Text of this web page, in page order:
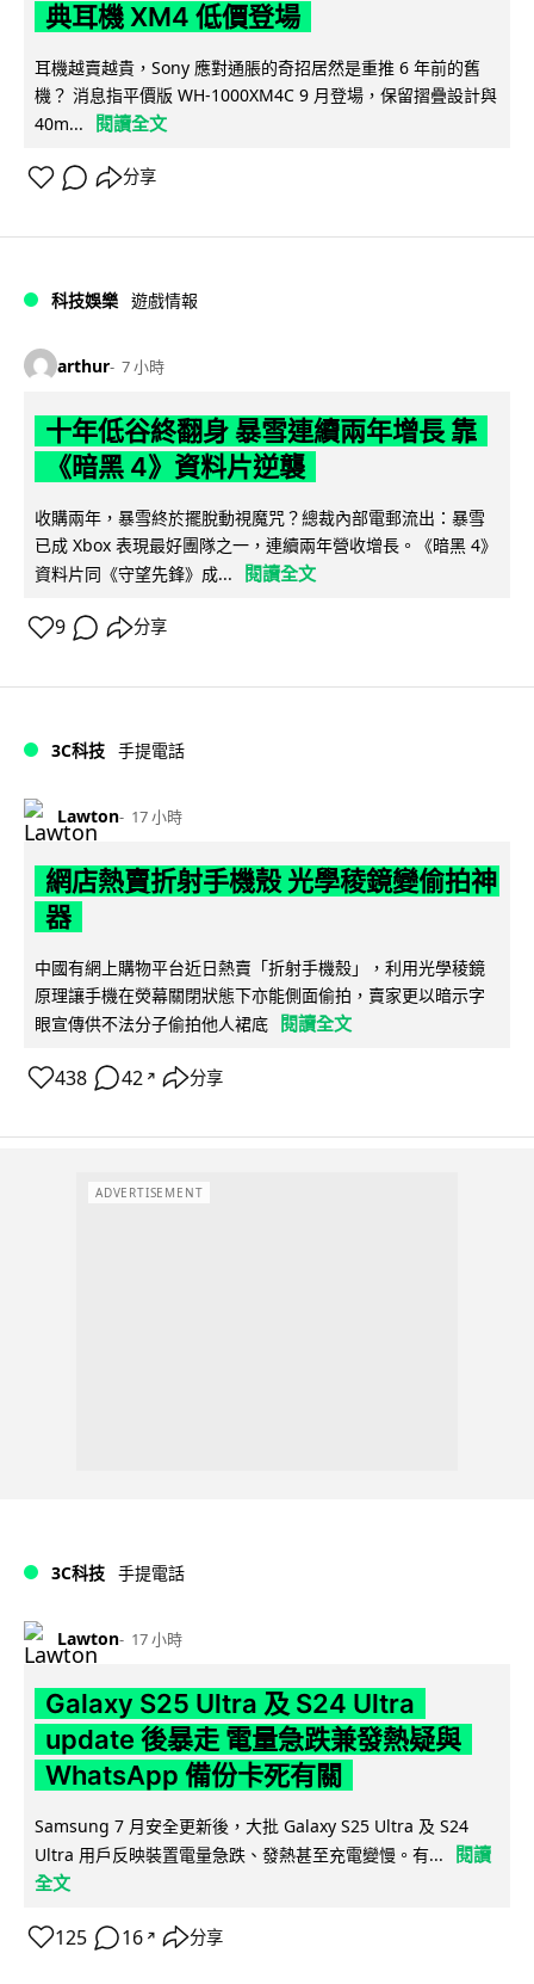
典耳機 XM4 低價登場
耳機越賣越貴，Sony 應對通脹的奇招居然是重推 6 年前的舊
機？ 消息指平價版 WH-1000XM4C 9 月登場，保留摺疊設計與
40m...
閱讀全文
分享
科技娛樂 遊戲情報
arthur 7 小時
十年低谷終翻身 暴雪連續兩年增長 靠
《暗黑 4》資料片逆襲
收購兩年，暴雪終於擺脫動視魔咒？總裁內部電郵流出：暴雪
已成 Xbox 表現最好團隊之一，連續兩年營收增長。《暗黑 4》
資料片同《守望先鋒》成...
閱讀全文
9 分享
3C科技 手提電話
Lawton 17 小時
網店熱賣折射手機殼 光學稜鏡變偷拍神
器
中國有網上購物平台近日熱賣「折射手機殼」，利用光學稜鏡
原理讓手機在熒幕關閉狀態下亦能側面偷拍，賣家更以暗示字
眼宣傳供不法分子偷拍他人裙底
閱讀全文
438 42 ↗ 分享
ADVERTISEMENT
3C科技 手提電話
Lawton 17 小時
Galaxy S25 Ultra 及 S24 Ultra
update 後暴走 電量急跌兼發熱疑與
WhatsApp 備份卡死有關
Samsung 7 月安全更新後，大批 Galaxy S25 Ultra 及 S24
Ultra 用戶反映裝置電量急跌、發熱甚至充電變慢。有...
閱讀
全文
125 16 ↗ 分享